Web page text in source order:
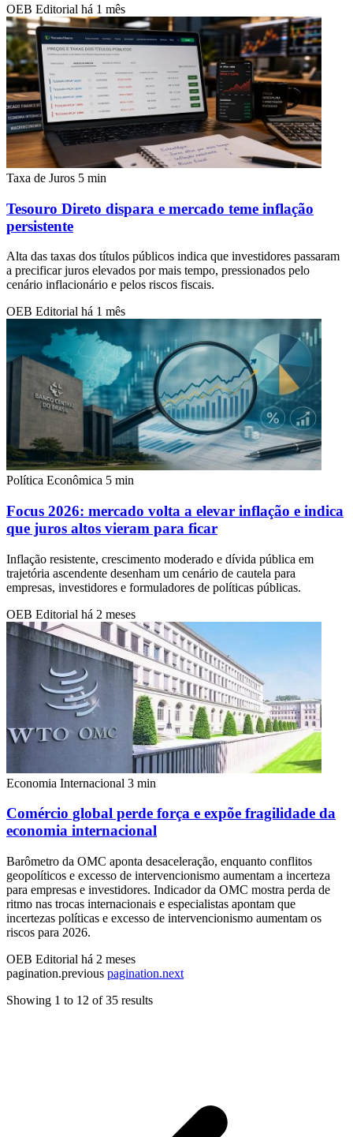
OEB Editorial há 1 mês
Taxa de Juros 5 min
Tesouro Direto dispara e mercado teme inflação
persistente
Alta das taxas dos títulos públicos indica que investidores passaram
a precificar juros elevados por mais tempo, pressionados pelo
cenário inflacionário e pelos riscos fiscais.
OEB Editorial há 1 mês
Política Econômica 5 min
Focus 2026: mercado volta a elevar inflação e indica
que juros altos vieram para ficar
Inflação resistente, crescimento moderado e dívida pública em
trajetória ascendente desenham um cenário de cautela para
empresas, investidores e formuladores de políticas públicas.
OEB Editorial há 2 meses
Economia Internacional 3 min
Comércio global perde força e expõe fragilidade da
economia internacional
Barômetro da OMC aponta desaceleração, enquanto conflitos
geopolíticos e excesso de intervencionismo aumentam a incerteza
para empresas e investidores. Indicador da OMC mostra perda de
ritmo nas trocas internacionais e especialistas apontam que
incertezas políticas e excesso de intervencionismo aumentam os
riscos para 2026.
OEB Editorial há 2 meses
pagination.previous pagination.next
Showing 1 to 12 of35 results